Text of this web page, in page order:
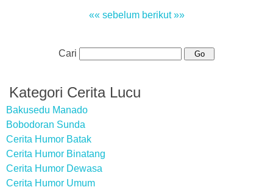
«« sebelum berikut »»
Cari
Kategori Cerita Lucu
Bakusedu Manado
Bobodoran Sunda
Cerita Humor Batak
Cerita Humor Binatang
Cerita Humor Dewasa
Cerita Humor Umum